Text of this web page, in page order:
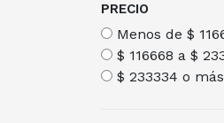
PRECIO
Menos de $
$ 116668 a $
$ 233334 o más